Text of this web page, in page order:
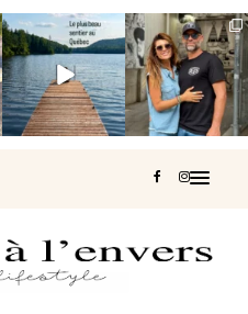
Et si je te disais
qu’il existe un
sentier où tu...
127 37
Montréal, une
très belle
surprise 🇨🇦
453